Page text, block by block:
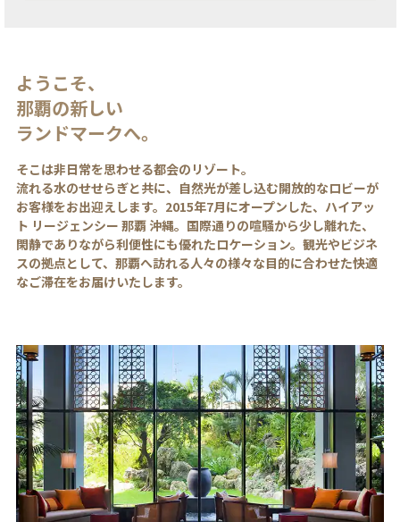
ようこそ、
那覇の新しい
ランドマークへ。
そこは非日常を思わせる都会のリゾート。
流れる水のせせらぎと共に、自然光が差し込む開放的なロビーが
お客様をお出迎えします。2015年7月にオープンした、ハイアッ
ト リージェンシー 那覇 沖縄。国際通りの喧騒から少し離れた、
閑静でありながら利便性にも優れたロケーション。観光やビジネ
スの拠点として、那覇へ訪れる人々の様々な目的に合わせた快適
なご滞在をお届けいたします。